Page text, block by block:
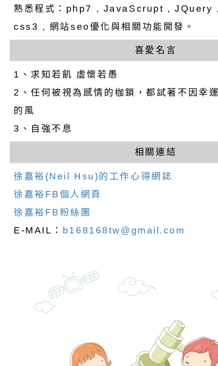
訊
辦理「115年度促進
緒學習知能研習」
檢送桃園市政府LED
字稿及LCD託播影片
函轉有關本府新聞處
6月交通安全宣導標
份及道安宣導影像素
有關「115年各賣場
設置防災(颱)專區」
信誼基金會於6／27
【打噴嚏、流鼻水、
0-8歲抗過敏照護指
童過敏免疫專家 林
講】親職講座
檢送桃園市政府LED
字稿及LCD託播影片
檢送桃園市政府家庭
「小桃家6月課程資
約幸福生活-婚前教
坊」、「幸福婚姻系
座」、「2026開心
檢送桃園市政府LED
字稿及LCD託播影（
轉知財團法人天主教
立蘆葦啟智中心辦理
而立》蘆葦三十．創
有關桃園市桃園區西
學辦理115年度區域
覺暫留創意應用與實
檢送桃園市政府LED
學辦理115年度區域
充實方案：「怪創劇
角色驅動的聲音與故
「學生申訴及再申訴
關事項
檢送行政院新聞傳播
月份公共服務政策溝
台北松山文創園區5
「櫻桃小丸子原作
檢送桃園市政府LED
熟悉程式：php7 , JavaScrupt ,
css3 , 網站seo優化與相關功能開發。
喜愛名言
1、求知若飢 虛懷若愚
2、任何被視為感情的枷鎖，都試著不因幸
的風
3、自強不息
相關連結
徐嘉裕(Neil Hsu)的工作心得網誌
徐嘉裕FB個人網頁
徐嘉裕FB粉絲團
E-MAIL： b168168tw@gmail.com